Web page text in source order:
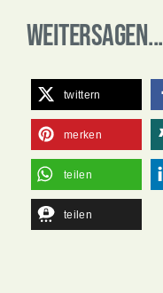
Weitersagen...
twittern
merken
teilen
teilen